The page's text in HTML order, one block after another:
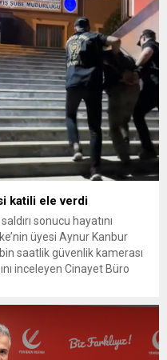
Son olarak dönemin...
katili ele verdi
sonucu hayatını
üyesi Aynur Kanbur
saatlik güvenlik kamerası
inceleyen Cinayet Büro